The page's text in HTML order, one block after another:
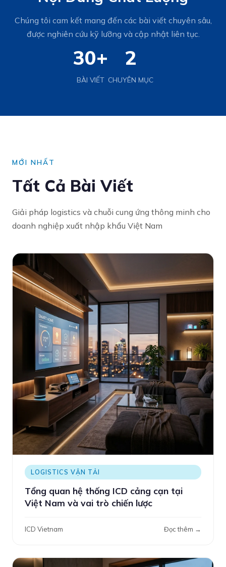
Chúng tôi cam kết mang đến các bài viết chuyên sâu,
được nghiên cứu kỹ lưỡng và cập nhật liên tục.
30+
BÀI VIẾT
2
CHUYÊN MỤC
MỚI NHẤT
Tất Cả Bài Viết
Giải pháp logistics và chuỗi cung ứng thông minh cho
doanh nghiệp xuất nhập khẩu Việt Nam
LOGISTICS VẬN TẢI
Tổng quan hệ thống ICD cảng cạn tại
Việt Nam và vai trò chiến lược
ICD Vietnam Đọc thêm →